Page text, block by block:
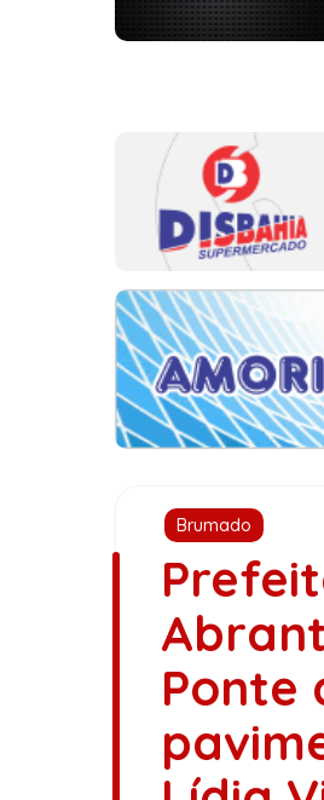
Brumado
Ponte